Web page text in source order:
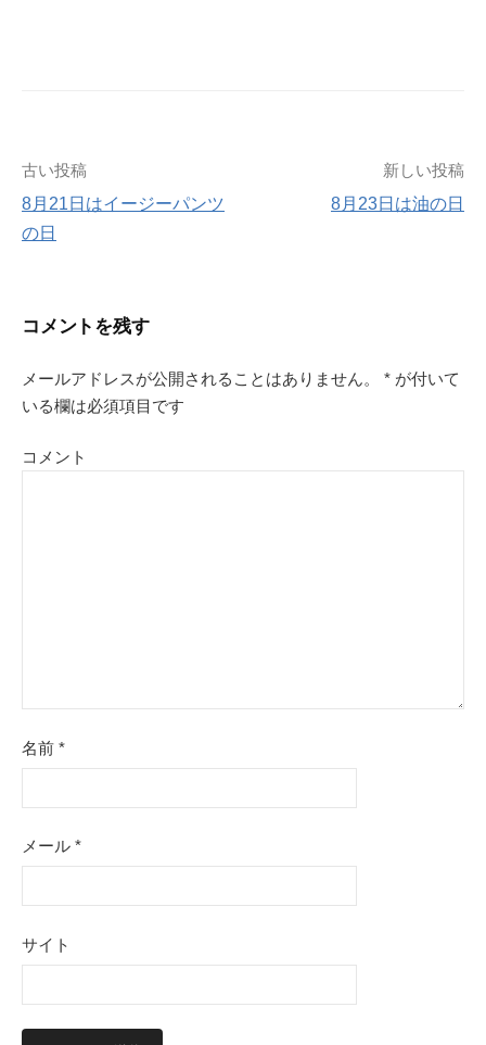
投
稿
ビ
ゲ
ー
古い投稿
8月21日はイージーパンツ
の日
新しい投稿
8月23日は油の日
コメントを残す
メールアドレスが公開されることはありません。 * が付いて
いる欄は必須項目です
コメント
名前 *
メール *
サイト